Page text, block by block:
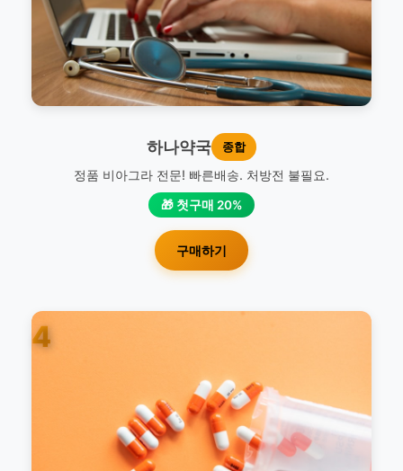
하나약국 종합
정품 비아그라 전문! 빠른배송. 처방전 불필요.
🎁 첫구매 20%
구매하기
4